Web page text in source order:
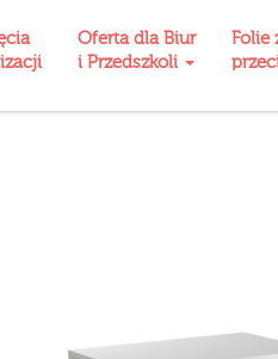
Oferta dla Biur
i Przedszkoli
Folie